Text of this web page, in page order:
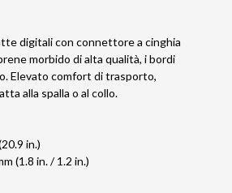
digitali con connettore a cinghia
morbido di alta qualità, i bordi
Elevato comfort di trasporto,
alla spalla o al collo.
in.)
(1.8 in. / 1.2 in.)